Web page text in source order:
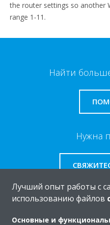
the router settings so another
range 1-11.
Найти
Нужна
Лучший опыт работы с
использованию файлов
Основные и